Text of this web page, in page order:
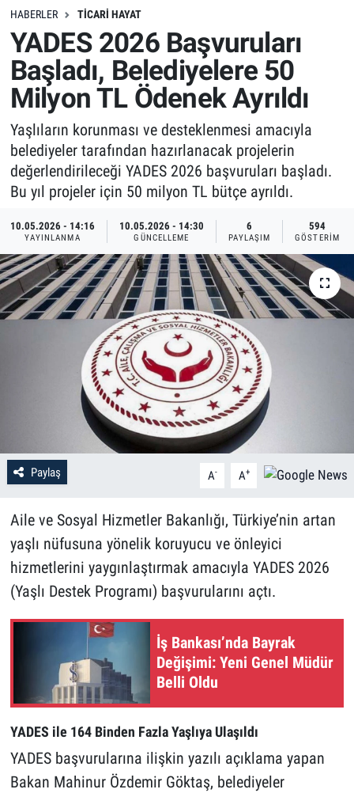
HABERLER TICARI HAYAT
YADES 2026 Başvuruları
Başladı, Belediyelere 50
Milyon TL Ödenek Ayrıldı
Yaşlıların korunması ve desteklenmesi amacıyla
belediyeler tarafından hazırlanacak projelerin
değerlendirileceği YADES 2026 başvuruları başladı.
Bu yıl projeler için 50 milyon TL bütçe ayrıldı.
10.05.2026 - 14:16
YAYINLANMA
10.05.2026 - 14:30
GÜNCELLEME
6
PAYLAŞIM
594
GÖSTERIM
Paylaş A- A+
Aile ve Sosyal Hizmetler Bakanlığı, Türkiye’nin artan
yaşlı nüfusuna yönelik koruyucu ve önleyici
hizmetlerini yaygınlaştırmak amacıyla YADES 2026
(Yaşlı Destek Programı) başvurularını açtı.
İş Bankası’nda Bayrak
Değişimi: Yeni Genel Müdür
Belli Oldu
YADES ile 164 Binden Fazla Yaşlıya Ulaşıldı
YADES başvurularına ilişkin yazılı açıklama yapan
Bakan Mahinur Özdemir Göktaş, belediyeler